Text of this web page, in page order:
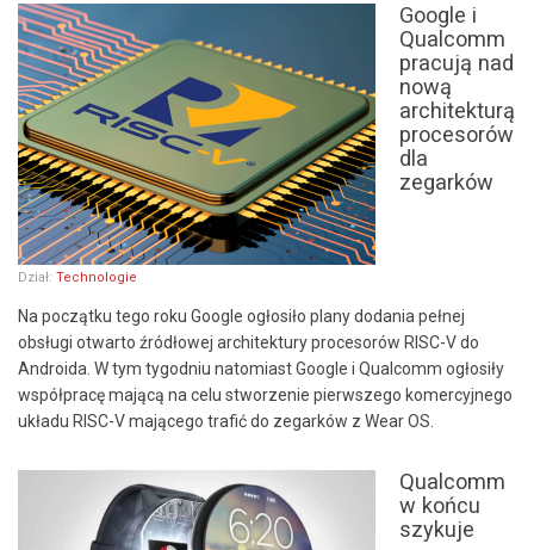
Google i
Qualcomm
pracują nad
nową
architekturą
procesorów
dla
zegarków
Dział: Technologie
Na początku tego roku Google ogłosiło plany dodania pełnej
obsługi otwarto źródłowej architektury procesorów RISC-V do
Androida. W tym tygodniu natomiast Google i Qualcomm ogłosiły
współpracę mającą na celu stworzenie pierwszego komercyjnego
układu RISC-V mającego trafić do zegarków z Wear OS.
Qualcomm
w końcu
szykuje